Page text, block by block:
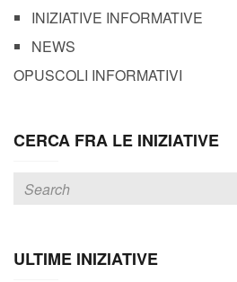
INIZIATIVE INFORMATIVE
NEWS
OPUSCOLI INFORMATIVI
CERCA FRA LE INIZIATIVE
ULTIME INIZIATIVE